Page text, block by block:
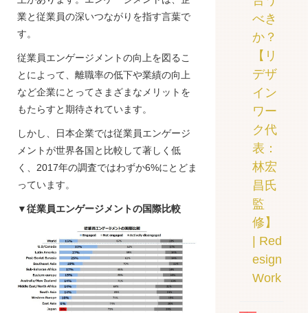
業と従業員の深いつながりを指す言葉で
す。
従業員エンゲージメントの向上を図るこ
とによって、離職率の低下や業績の向上
など企業にとってさまざまなメリットを
もたらすと期待されています。
しかし、日本企業では従業員エンゲージ
メントが世界各国と比較して著しく低
く、2017年の調査ではわずか6%にとどま
っています。
▼従業員エンゲージメントの国際比較
べき
か？
【リ
デザ
イン
ワー
ク代
表：
林宏
昌氏
監
修】
| Red
esign
Work